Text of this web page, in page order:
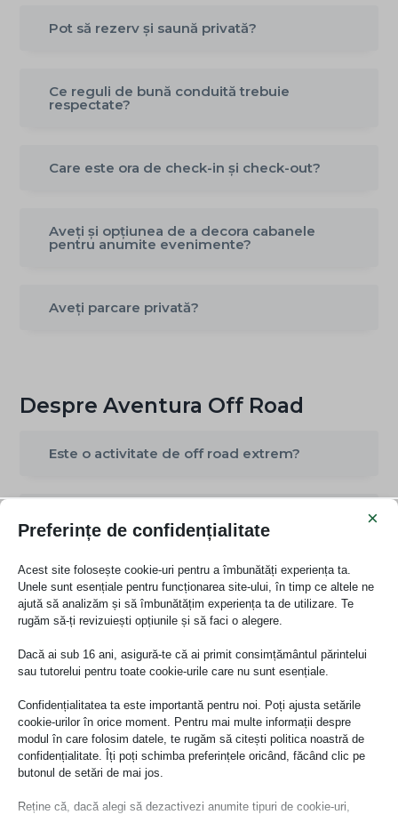
Pot să rezerv și saună privată?
Ce reguli de bună conduită trebuie
respectate?
Care este ora de check-in și check-out?
Aveți și opțiunea de a decora cabanele
pentru anumite evenimente?
Aveți parcare privată?
Despre Aventura Off Road
Este o activitate de off road extrem?
Recomandări de echipament?
Pot conduce mașina pe traseu și
participanții?
Câte persoane vor fi într-o mașină?
Preferințe de confidențialitate
×
Acest site folosește cookie-uri pentru a îmbunătăți experiența ta.
Unele sunt esențiale pentru funcționarea site-ului, în timp ce altele ne
ajută să analizăm și să îmbunătățim experiența ta de utilizare. Te
rugăm să-ți revizuiești opțiunile și să faci o alegere.
Dacă ai sub 16 ani, asigură-te că ai primit consimțământul părintelui
sau tutorelui pentru toate cookie-urile care nu sunt esențiale.
Confidențialitatea ta este importantă pentru noi. Poți ajusta setările
cookie-urilor în orice moment. Pentru mai multe informații despre
modul în care folosim datele, te rugăm să citești politica noastră de
confidențialitate. Îți poți schimba preferințele oricând, făcând clic pe
butonul de setări de mai jos.
Reține că, dacă alegi să dezactivezi anumite tipuri de cookie-uri,